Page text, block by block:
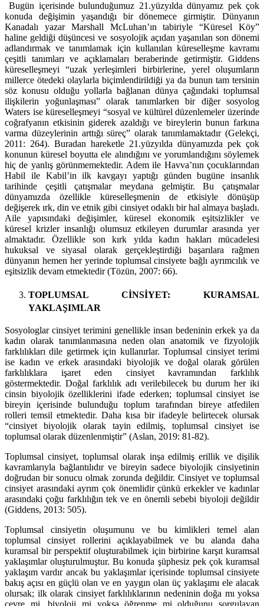
Bugün içerisinde bulunduğumuz 21.yüzyılda dünyamız pek çok
konuda değişimin yaşandığı bir dönemece girmiştir. Dünyanın
Kanadalı yazar Marshall McLuhan’ın tabiriyle “Küresel Köy”
haline geldiği düşüncesi ve sosyolojik açıdan yaşanılan son dönemi
adlandırmak ve tanımlamak için kullanılan küreselleşme kavramı
çeşitli tanımları ve açıklamaları beraberinde getirmiştir. Giddens
küreselleşmeyi “uzak yerleşimleri birbirlerine, yerel oluşumların
millerce ötedeki olaylarla biçimlendirildiği ya da bunun tam tersinin
söz konusu olduğu yollarla bağlanan dünya çağındaki toplumsal
ilişkilerin yoğunlaşması” olarak tanımlarken bir diğer sosyolog
Waters ise küreselleşmeyi “sosyal ve kültürel düzenlemeler üzerinde
coğrafyanın etkisinin giderek azaldığı ve bireylerin bunun farkına
varma düzeylerinin arttığı süreç” olarak tanımlamaktadır (Gelekçi,
2011: 264). Buradan hareketle 21.yüzyılda dünyamızda pek çok
konunun küresel boyutta ele alındığını ve yorumlandığını söylemek
hiç de yanlış görünmemektedir. Adem ile Havva’nın çocuklarından
Habil ile Kabil’in ilk kavgayı yaptığı günden bugüne insanlık
tarihinde çeşitli çatışmalar meydana gelmiştir. Bu çatışmalar
dünyamızda özellikle küreselleşmenin de etkisiyle dönüşüp
değişerek ırk, din ve etnik gibi cinsiyet odaklı bir hal almaya başladı.
Aile yapısındaki değişimler, küresel ekonomik eşitsizlikler ve
küresel krizler insanlığı olumsuz etkileyen durumlar arasında yer
almaktadır. Özellikle son kırk yılda kadın hakları mücadelesi
hukuksal ve siyasal olarak gerçekleştirdiği başarılara rağmen
dünyanın hemen her yerinde toplumsal cinsiyete bağlı ayrımcılık ve
eşitsizlik devam etmektedir (Tözün, 2007: 66).
TOPLUMSAL CİNSİYET: KURAMSAL
YAKLAŞIMLAR
Sosyologlar cinsiyet terimini genellikle insan bedeninin erkek ya da
kadın olarak tanımlanmasına neden olan anatomik ve fizyolojik
farklılıkları dile getirmek için kullanırlar. Toplumsal cinsiyet terimi
ise kadın ve erkek arasındaki biyolojik ve doğal olarak görülen
farklılıklara işaret eden cinsiyet kavramından farklılık
göstermektedir. Doğal farklılık adı verilebilecek bu durum her iki
cinsin biyolojik özelliklerini ifade ederken; toplumsal cinsiyet ise
bireyin içerisinde bulunduğu toplum tarafından bireye atfedilen
rolleri temsil etmektedir. Daha kısa bir ifadeyle belirtecek olursak
“cinsiyet biyolojik olarak tayin edilmiş, toplumsal cinsiyet ise
toplumsal olarak düzenlenmiştir” (Aslan, 2019: 81-82).
Toplumsal cinsiyet, toplumsal olarak inşa edilmiş erillik ve dişilik
kavramlarıyla bağlantılıdır ve bireyin sadece biyolojik cinsiyetinin
doğrudan bir sonucu olmak zorunda değildir. Cinsiyet ve toplumsal
cinsiyet arasındaki ayrım çok önemlidir çünkü erkekler ve kadınlar
arasındaki çoğu farklılığın tek ve en önemli sebebi biyoloji değildir
(Giddens, 2013: 505).
Toplumsal cinsiyetin oluşumunu ve bu kimlikleri temel alan
toplumsal cinsiyet rollerini açıklayabilmek ve bu alanda daha
kuramsal bir perspektif oluşturabilmek için birbirine karşıt kuramsal
yaklaşımlar oluşturulmuştur. Bu konuda şüphesiz pek çok kuramsal
yaklaşım vardır ancak bu yaklaşımlar içerisinde toplumsal cinsiyete
bakış açısı en güçlü olan ve en yaygın olan üç yaklaşımı ele alacak
olursak; ilk olarak cinsiyet farklılıklarının nedeninin doğa mı yoksa
çevre mi, biyoloji mi yoksa öğrenme mi olduğunu sorgulayan